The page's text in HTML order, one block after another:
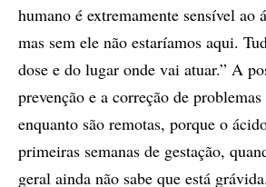
humano é extremamente sensível ao
mas sem ele não estaríamos aqui.
dose e do lugar onde vai atuar.” A
prevenção e a correção de
enquanto são remotas, porque o
primeiras semanas de gestação,
geral ainda não sabe que está grávida.